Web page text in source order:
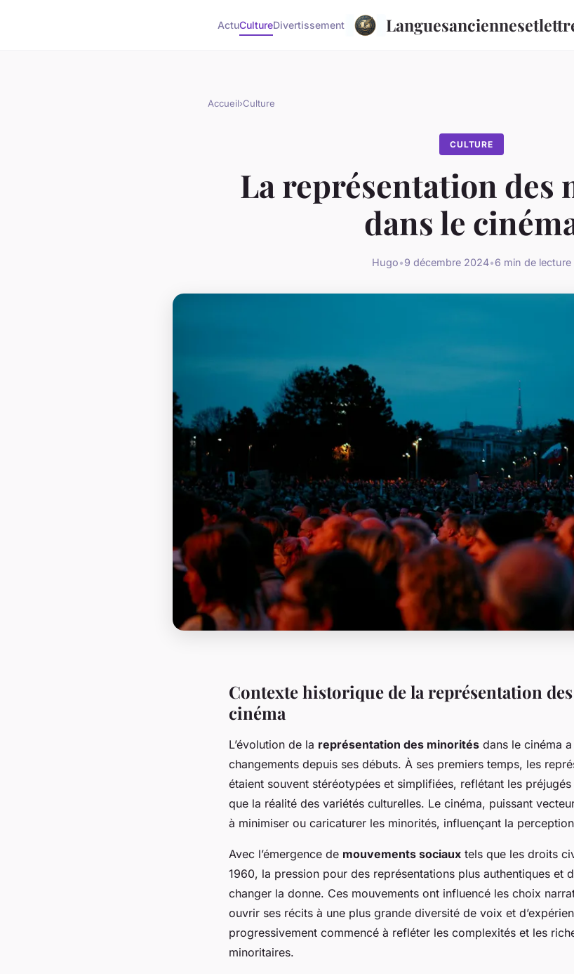
ActuCultureDivertissement
Accueil›Culture
CULTURE
La représentation des
dans le
Hugo•9 décembre 2024•6 min de lecture
Contexte historique de la représentation
cinéma
L’évolution de la représentation des minorités dans le cinéma
changements depuis ses débuts. À ses premiers temps, les
étaient souvent stéréotypées et simplifiées, reflétant les
que la réalité des variétés culturelles. Le cinéma, puissant
à minimiser ou caricaturer les minorités, influençant la
Avec l’émergence de mouvements sociaux tels que les droits
1960, la pression pour des représentations plus authentiques et
changer la donne. Ces mouvements ont influencé les choix
ouvrir ses récits à une plus grande diversité de voix et
progressivement commencé à refléter les complexités et les
minoritaires.